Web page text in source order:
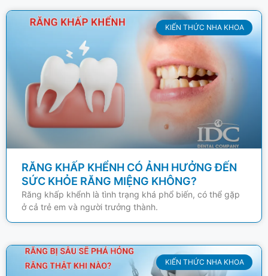
KIẾN THỨC NHA KHOA
RĂNG KHẤP KHỂNH CÓ ẢNH HƯỞNG ĐẾN
SỨC KHỎE RĂNG MIỆNG KHÔNG?
Răng khấp khểnh là tình trạng khá phổ biến, có thể gặp
ở cả trẻ em và người trưởng thành.
KIẾN THỨC NHA KHOA